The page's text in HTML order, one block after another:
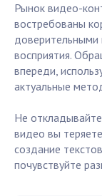
Рынок видео-
востребованы
доверительными
восприятия.
впереди,
актуальные
Не
видео вы
создание
почувствуйте